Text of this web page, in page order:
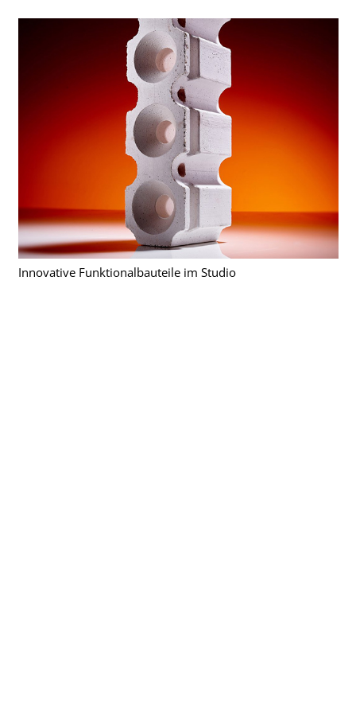
Innovative Funktionalbauteile im Studio